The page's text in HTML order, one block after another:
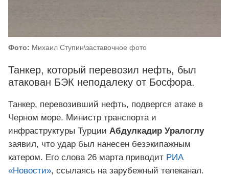
Фото: Михаил Ступин\заставочное фото
Танкер, который перевозил нефть, был
атакован БЭК неподалеку от Босфора.
Танкер, перевозивший нефть, подвергся атаке в
Черном море. Министр транспорта и
инфраструктуры Турции Абдулкадир Уралоглу
заявил, что удар был нанесен безэкипажным
катером. Его слова 26 марта приводит РИА
«Новости», ссылаясь на зарубежный телеканал.